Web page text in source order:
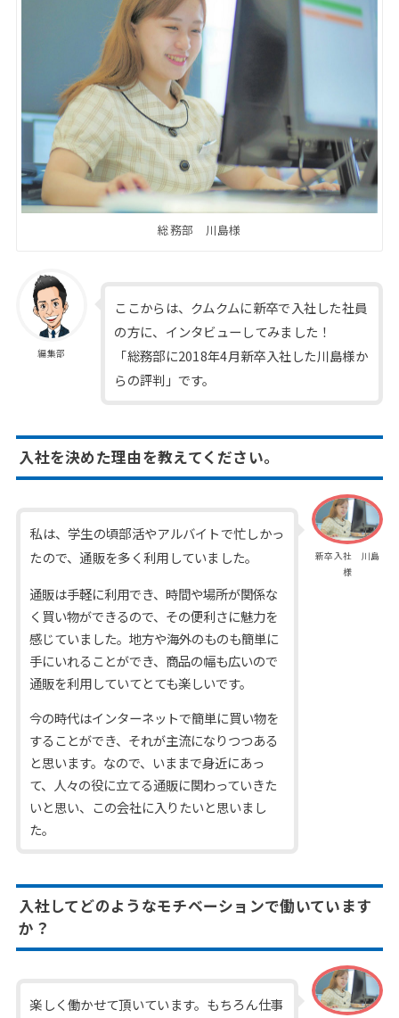
総務部 川島様
編集部
ここからは、クムクムに新卒で入社した社員
の方に、インタビューしてみました！
「総務部に2018年4月新卒入社した川島様か
らの評判」です。
入社を決めた理由を教えてください。
新卒入社 川島
様
私は、学生の頃部活やアルバイトで忙しかっ
たので、通販を多く利用していました。
通販は手軽に利用でき、時間や場所が関係な
く買い物ができるので、その便利さに魅力を
感じていました。地方や海外のものも簡単に
手にいれることができ、商品の幅も広いので
通販を利用していてとても楽しいです。
今の時代はインターネットで簡単に買い物を
することができ、それが主流になりつつある
と思います。なので、いままで身近にあっ
て、人々の役に立てる通販に関わっていきた
いと思い、この会社に入りたいと思いまし
た。
入社してどのようなモチベーションで働いています
か？
楽しく働かせて頂いています。もちろん仕事